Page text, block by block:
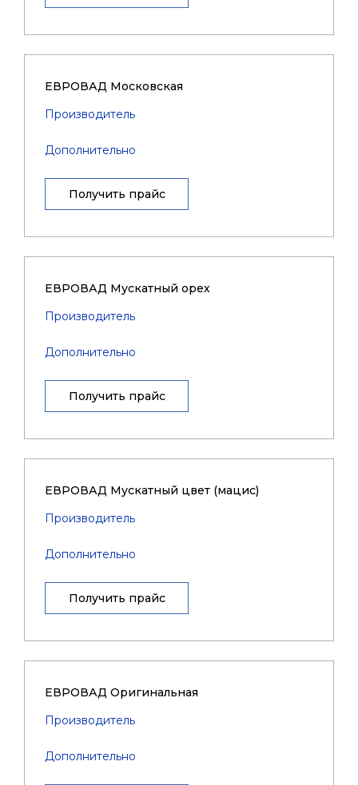
ЕВРОВАД Московская
Производитель
Дополнительно
Получить прайс
ЕВРОВАД Мускатный орех
Производитель
Дополнительно
Получить прайс
ЕВРОВАД Мускатный цвет (мацис)
Производитель
Дополнительно
Получить прайс
ЕВРОВАД Оригинальная
Производитель
Дополнительно